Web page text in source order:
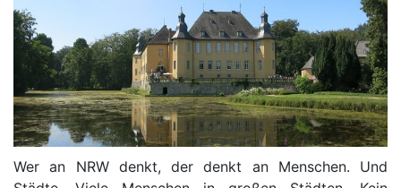
Wer an NRW denkt, der denkt an Menschen. Und